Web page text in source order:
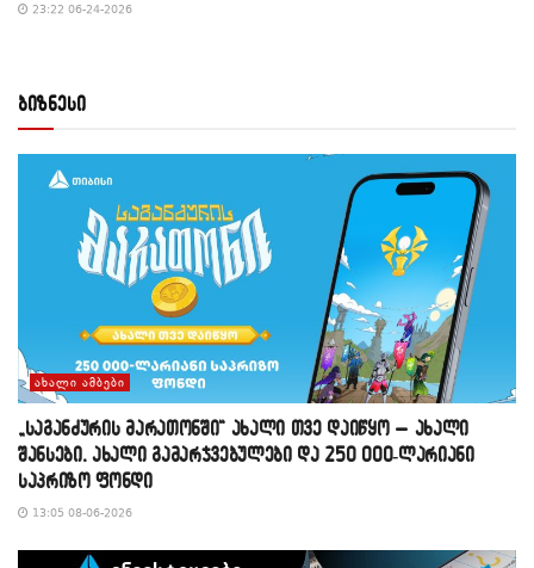
23:22 06-24-2026
ბიზნესი
ᲐᲮᲐᲚᲘ ᲐᲛᲑᲔᲑᲘ
„საგანძურის მარათონში“ ახალი თვე დაიწყო – ახალი
შანსები, ახალი გამარჯვებულები და 250 000-ლარიანი
საპრიზო ფონდი
13:05 08-06-2026